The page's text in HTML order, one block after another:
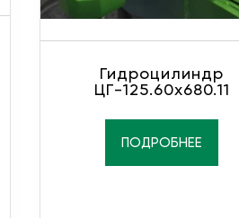
Гидроцилиндр
ЦГ-125.60х680.11
ПОДРОБНЕЕ